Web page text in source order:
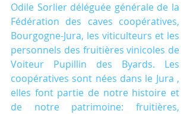
Odile Sorlier déléguée générale de la
Fédération des caves coopératives,
Bourgogne-Jura, les viticulteurs et les
personnels des fruitières vinicoles de
Voiteur Pupillin des Byards. Les
coopératives sont nées dans le Jura ,
elles font partie de notre histoire et
de notre patrimoine: fruitières,